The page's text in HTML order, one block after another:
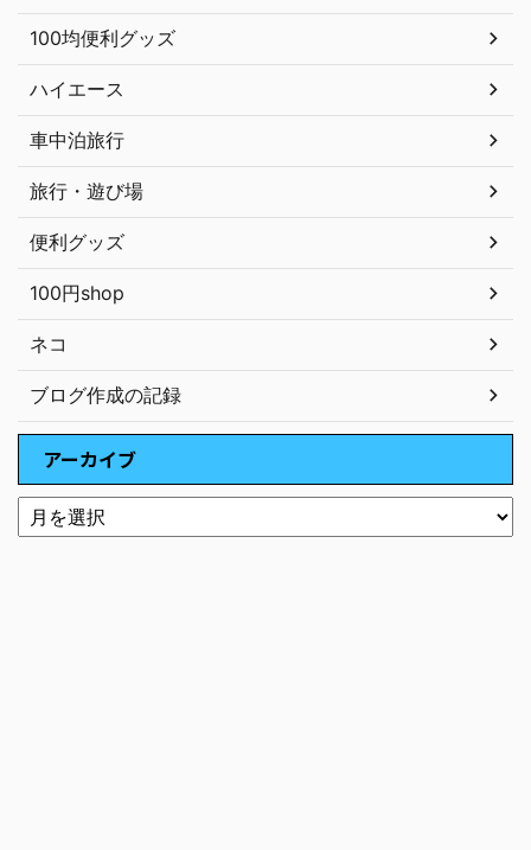
100均便利グッズ
ハイエース
車中泊旅行
旅行・遊び場
便利グッズ
100円shop
ネコ
ブログ作成の記録
アーカイブ